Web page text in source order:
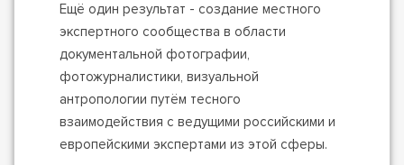
Ещё один результат - создание местного
экспертного сообщества в области
документальной фотографии,
фотожурналистики, визуальной
антропологии путём тесного
взаимодействия с ведущими российскими и
европейскими экспертами из этой сферы.